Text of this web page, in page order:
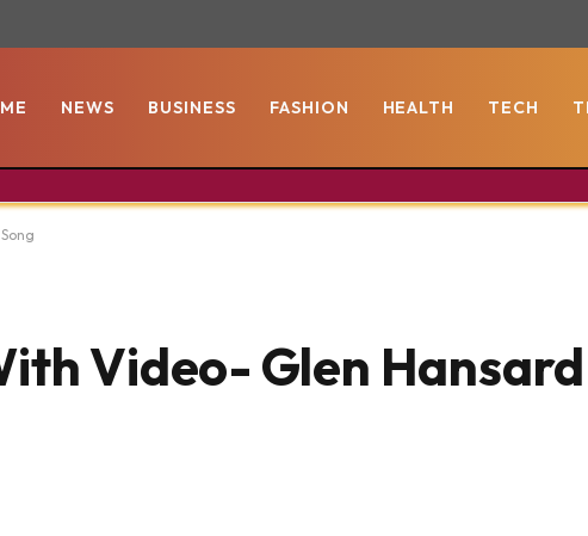
NEWS BUSINESS FASHION HEALTH TECH
Video- Glen